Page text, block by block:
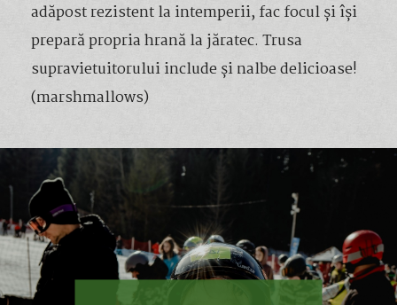
adăpost rezistent la intemperii, fac focul și își
prepară propria hrană la jăratec. Trusa
supravietuitorului include și nalbe delicioase!
(marshmallows)